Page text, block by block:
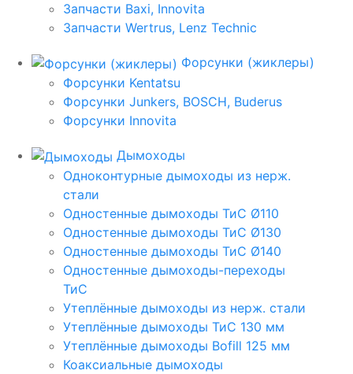
Запчасти Baxi, Innovita
Запчасти Wertrus, Lenz Technic
Форсунки (жиклеры)
Форсунки Kentatsu
Форсунки Junkers, BOSCH, Buderus
Форсунки Innovita
Дымоходы
Одноконтурные дымоходы из нерж.
стали
Одностенные дымоходы ТиС Ø110
Одностенные дымоходы ТиС Ø130
Одностенные дымоходы ТиС Ø140
Одностенные дымоходы-переходы
ТиС
Утеплённые дымоходы из нерж. стали
Утеплённые дымоходы ТиС 130 мм
Утеплённые дымоходы Bofill 125 мм
Коаксиальные дымоходы